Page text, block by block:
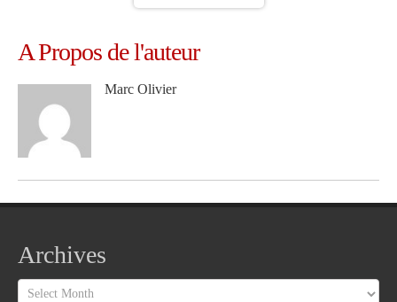
A Propos de l'auteur
Marc Olivier
Archives
Archives